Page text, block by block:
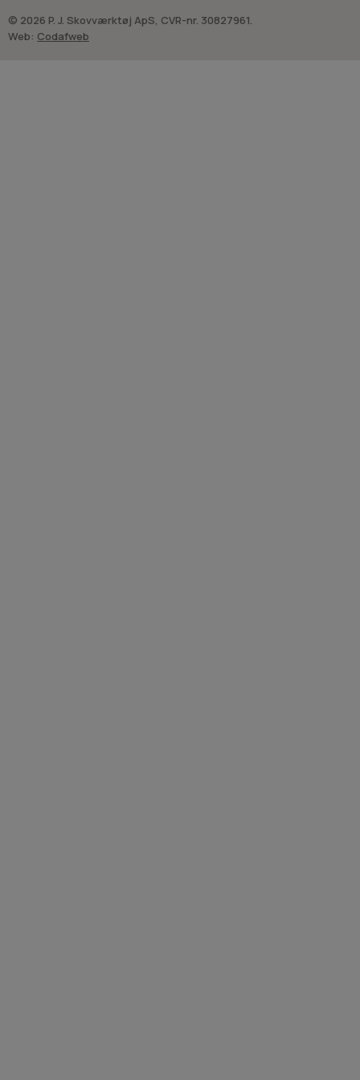
© 2026 P. J. Skovværktøj ApS, CVR-nr. 30827961.
Web: Codafweb